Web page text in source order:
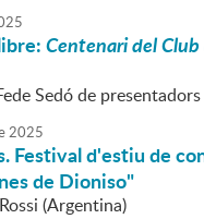
Centenari del Club
Sedó de presentadors
2025
Festival d'estiu de
de Dioniso"
(Argentina)